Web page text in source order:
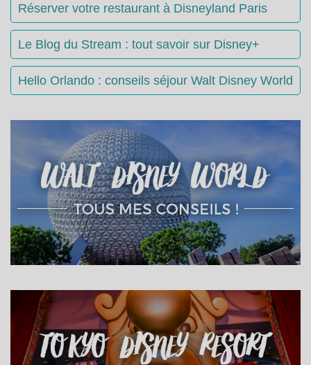
Réserver votre restaurant à Disneyland Paris
Le Blog du Stream : tout savoir sur Disney+
Hello Orlando : conseils séjour Walt Disney World